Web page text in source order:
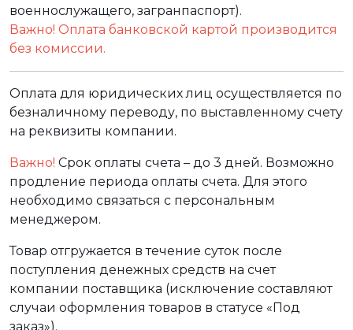
военнослужащего, загранпаспорт).
Важно! Оплата банковской картой производится
без комиссии.
Оплата для юридических лиц осуществляется по
безналичному переводу, по выставленному счету
на реквизиты компании.
Важно! Срок оплаты счета – до 3 дней. Возможно
продление периода оплаты счета. Для этого
необходимо связаться с персональным
менеджером.
Товар отгружается в течение суток после
поступления денежных средств на счет
компании поставщика (исключение составляют
случаи оформления товаров в статусе «Под
заказ»).